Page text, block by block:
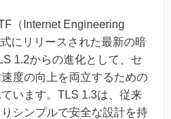
（Internet Engineering
にリリースされた最新の暗
1.2からの進化として、セ
度の向上を両立するための
います。TLS 1.3は、従来
シンプルで安全な設計を持